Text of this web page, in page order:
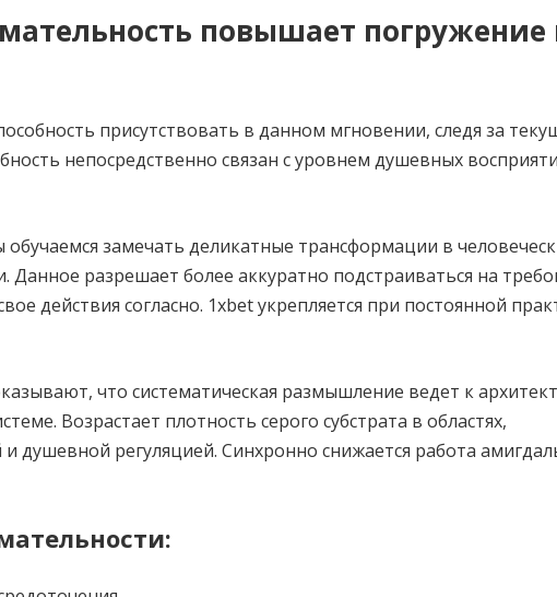
повышает погружение
присутствовать в данном мгновении, следя за
непосредственно связан с уровнем душевных
замечать деликатные трансформации в
Данное разрешает более аккуратно подстраиваться на
действия согласно. 1xbet укрепляется при постоянной
что систематическая размышление ведет к
Возрастает плотность серого субстрата в областях,
душевной регуляцией. Синхронно снижается работа